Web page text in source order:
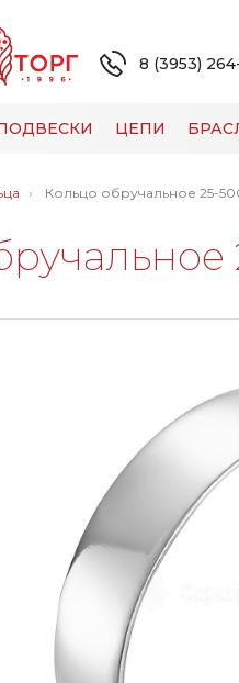
8 (3953)
ЦЕПИ
Кольцо обручальное 25-